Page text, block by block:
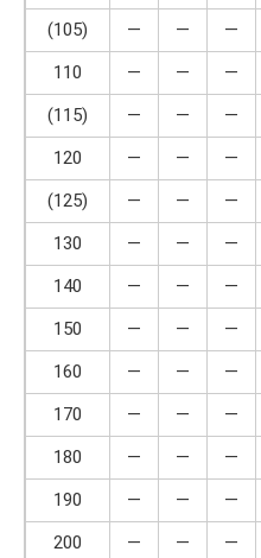
(105)
— — —
110
— — —
(115)
— — —
120
— — —
(125)
— — —
130
— — —
140
— — —
150
— — —
160
— — —
170
— — —
180
— — —
190
— — —
200
— — —